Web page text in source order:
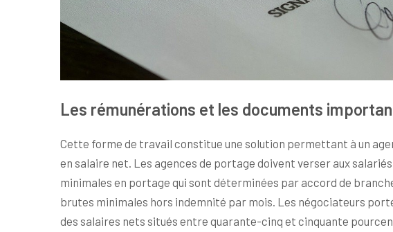
Les rémunérations et les documents
Cette forme de travail constitue une solution permettant à un
en salaire net. Les agences de portage doivent verser aux
minimales en portage qui sont déterminées par accord de
brutes minimales hors indemnité par mois. Les négociateurs
des salaires nets situés entre quarante-cinq et cinquante